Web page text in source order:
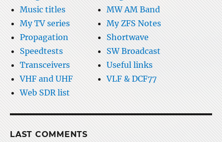
Music titles
MW AM Band
My TV series
My ZFS Notes
Propagation
Shortwave
Speedtests
SW Broadcast
Transceivers
Useful links
VHF and UHF
VLF & DCF77
Web SDR list
LAST COMMENTS